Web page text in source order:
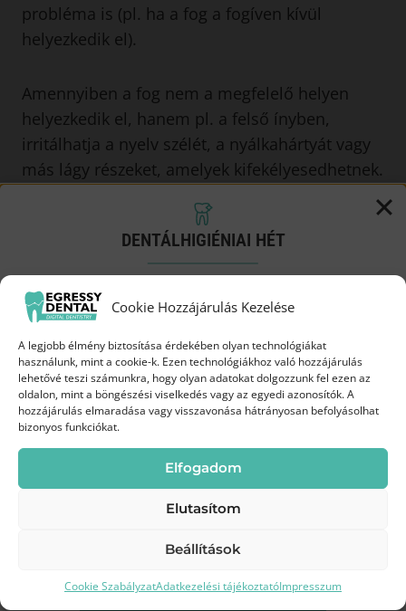
Cookie Hozzájárulás Kezelése
A legjobb élmény biztosítása érdekében olyan technológiákat
használunk, mint a cookie-k. Ezen technológiákhoz való hozzájárulás
lehetővé teszi számunkra, hogy olyan adatokat dolgozzunk fel ezen az
oldalon, mint a böngészési viselkedés vagy az egyedi azonosítók. A
hozzájárulás elmaradása vagy visszavonása hátrányosan befolyásolhat
bizonyos funkciókat.
Elfogadom
Elutasítom
Beállítások
Cookie SzabályzatAdatkezelési tájékoztatóImpresszum
probléma is (pl. ha a fog a fogíven kívül
helyezkedik el).
Amennyiben a fog nem a megfelelő helyen
helyezkedik el, hanem pl. a felső ínyben,
irritálhatja a nyelv szélét, a nyálkahártyát vagy
más lágy részeket, amelyek kifekélyesedhetnek.
Az egymásra torlódott fogakat nehezebb tisztán
tartani, ezért könnyebben szuvasodnak.
A számfeletti fogak kezelése
megmutatni a fogorvosnak, aki egy röntgen
után dönt, maradjon vagy menjen a
szabálytalan fog. A legtöbbször a műtét/húzás
mellett érdemes dönteni, hogy később ne
fogszabályozó kezelés
műtétek helyi érzéstelenítésben, egy ülésben
történnek, altatás nélkül. A gyógyulási idő 2-3
DENTÁLHIGIÉNIAI HÉT
Próbáld ki a Biofilm terápiát
Augusztus 3-19.között az Egressy Dentalnál
Most 35 000 Ft
45 000 Fthelyett
tisztítás
technológia